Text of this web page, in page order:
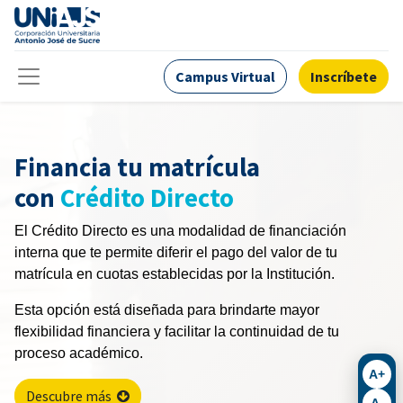
Campus Virtual Inscríbete
Financia tu matrícula
con Crédito Directo
El Crédito Directo es una modalidad de financiación
interna que te permite diferir el pago del valor de tu
matrícula en cuotas establecidas por la Institución.
Esta opción está diseñada para brindarte mayor
flexibilidad financiera y facilitar la continuidad de tu
proceso académico.
Descubre más
A+